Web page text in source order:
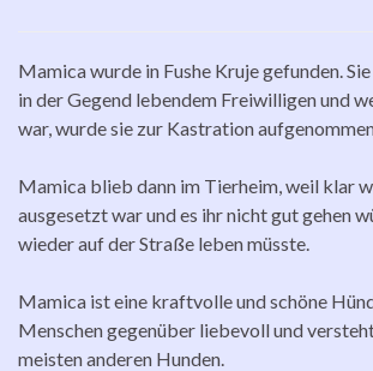
Mamica wurde in Fushe Kruje gefunden.
in der Gegend lebendem Freiwilligen und
war, wurde sie zur Kastration
Mamica blieb dann im Tierheim, weil klar
ausgesetzt war und es ihr nicht gut gehen
wieder auf der Straße leben müsste.
Mamica ist eine kraftvolle und schöne
Menschen gegenüber liebevoll und
meisten anderen Hunden.